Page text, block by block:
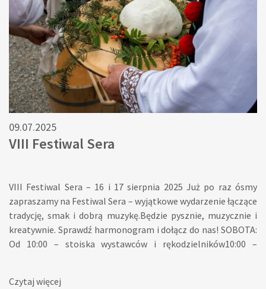
pasjonatów sportu. Weź udział w ankiecie W związku z
przygotowaniami do realizacji projektu prosimy o
wypełnienie krótkiej, anonimowej ankiety dotyczącej
potrzeb i oczekiwań wobec oferty kulturalno-edukacyjnej
przyszłego Muzeum.Państwa opinia będzie dla nas niezwykle
cenna przy opracowywaniu programu działalności oraz przy
staraniach o pozyskanie środków na inwestycję. 👉
https://ankieta.deltapartner.org.pl/oferta_kulturalna_beskidy
Dziękujemy za pomoc i poświęcony czas!
09.07.2025
VIII Festiwal Sera
VIII Festiwal Sera – 16 i 17 sierpnia 2025 Już po raz ósmy
zapraszamy na Festiwal Sera – wyjątkowe wydarzenie łączące
tradycję, smak i dobrą muzykę.Będzie pysznie, muzycznie i
kreatywnie. Sprawdź harmonogram i dołącz do nas! SOBOTA:
Od 10:00 – stoiska wystawców i rękodzielników10:00 –
Wisła15:20–16:00 – Kapela Wisła16:00–17:00 – pokaz
Czytaj więcej